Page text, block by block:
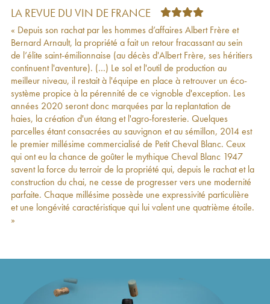
A 2012
Le Petit Cheval Second Vin 2012
Le Petit Cheval 2012 156€
Château Cheval Blanc 1er Grand Cru Classé
A2011
388€
Le Petit Cheval Second Vin 2011 119€
Le Petit Cheval2011 184€
Château Cheval Blanc 1er Grand Cru Classé A
2010
826€
Le Petit Cheval Second Vin2010 207€
Le Petit Cheval2010 199€
Saint-Émilion de Cheval Blanc (3ème vin)2010 90€
Château Cheval Blanc 1er Grand Cru Classé
A 2009
657 €
Le Petit Cheval Second Vin2009 138€
Château Cheval Blanc 1er Grand Cru Classé A
2008
414€
A2007
Le Petit Cheval
Château Cheval Blanc 1er Grand Cru Classé A
LA REVUE DU VIN DE FRANCE
« Depuis son rachat par les hommes d’affaires Albert Frère et
Bernard Arnault, la propriété a fait un retour fracassant au sein
de l’élite saint-émilionnaise (au décès d'Albert Frère, ses héritiers
continuent l'aventure). (…) Le sol et l'outil de production au
meilleur niveau, il restait à l'équipe en place à retrouver un éco-
système propice à la pérennité de ce vignoble d'exception. Les
années 2020 seront donc marquées par la replantation de
haies, la création d'un étang et l'agro-foresterie. Quelques
parcelles étant consacrées au sauvignon et au sémillon, 2014 est
le premier millésime commercialisé de Petit Cheval Blanc. Ceux
qui ont eu la chance de goûter le mythique Cheval Blanc 1947
savent la force du terroir de la propriété qui, depuis le rachat et la
construction du chai, ne cesse de progresser vers une modernité
parfaite. Chaque millésime possède une expressivité particulière
et une longévité caractéristique qui lui valent une quatrième étoile.
»